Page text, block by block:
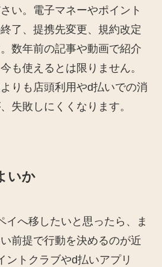
い。電子マネーやポイント
了、提携先変更、規約改定
数年前の記事や動画で紹介
も使えるとは限りません。
りも店頭利用やd払いでの消
失敗しにくくなります。
いか
イへ移したいと思ったら、ま
前提で行動を決めるのが近
ントクラブやd払いアプリ